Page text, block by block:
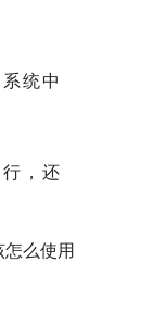
统中
，还
么使用